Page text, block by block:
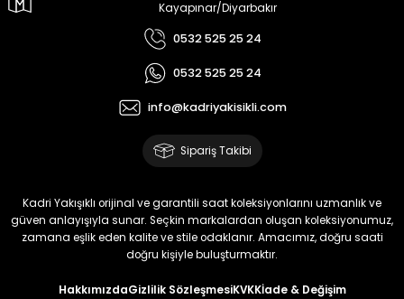
Kayapınar/Diyarbakır
0532 525 25 24
0532 525 25 24
info@kadriyakisikli.com
Sipariş Takibi
Kadri Yakışıklı orijinal ve garantili saat koleksiyonlarını uzmanlık ve
güven anlayışıyla sunar. Seçkin markalardan oluşan koleksiyonumuz,
zamana eşlik eden kalite ve stile odaklanır. Amacımız, doğru saati
doğru kişiyle buluşturmaktır.
HakkımızdaGizlilik SözleşmesiKVKKİade & Değişim